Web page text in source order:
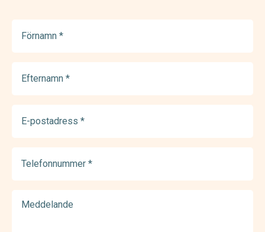
(Required)
(Required)
postadress
(Required)